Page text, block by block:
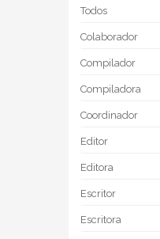
Todos
Colaborador
Compilador
Compiladora
Coordinador
Editor
Editora
Escritor
Escritora